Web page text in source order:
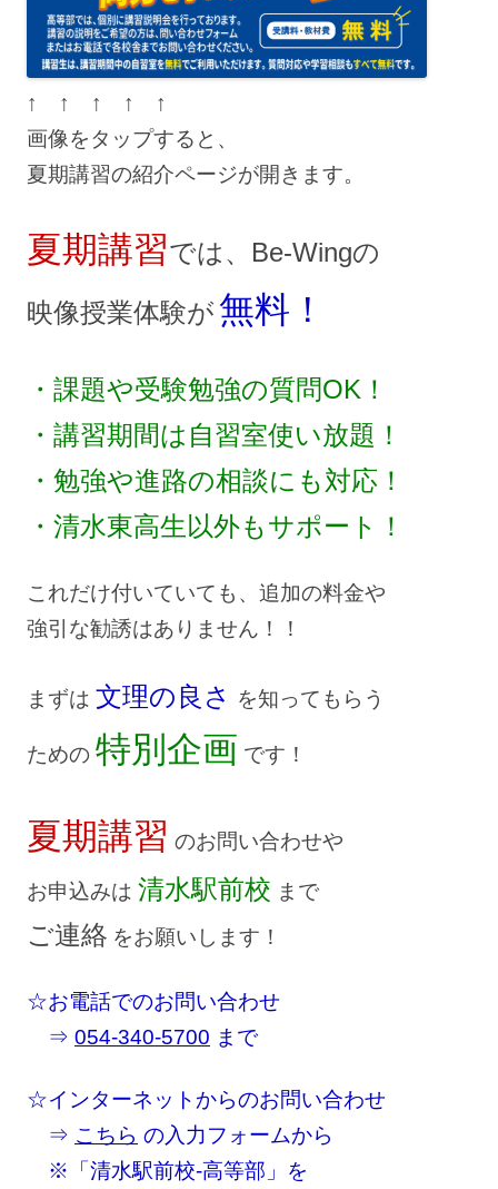
↑ ↑ ↑ ↑ ↑
画像をタップすると、
夏期講習の紹介ページが開きます。
夏期講習では、Be-Wingの
映像授業体験が 無料！
・課題や受験勉強の質問OK！
・講習期間は自習室使い放題！
・勉強や進路の相談にも対応！
・清水東高生以外もサポート！
これだけ付いていても、追加の料金や
強引な勧誘はありません！！
まずは 文理の良さ を知ってもらう
ための 特別企画 です！
夏期講習 のお問い合わせや
お申込みは 清水駅前校 まで
ご連絡 をお願いします！
☆お電話でのお問い合わせ
⇒ 054-340-5700 まで
☆インターネットからのお問い合わせ
⇒ こちら の入力フォームから
※「清水駅前校-高等部」を